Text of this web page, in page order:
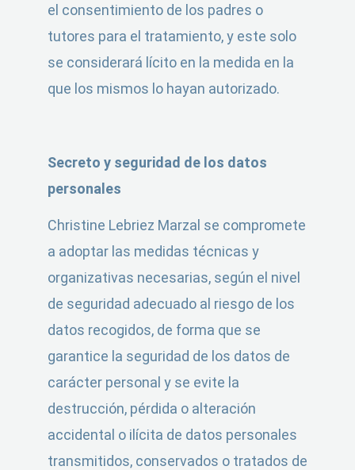
el consentimiento de los padres o
tutores para el tratamiento, y este solo
se considerará lícito en la medida en la
que los mismos lo hayan autorizado.
Secreto y seguridad de los datos
personales
Christine Lebriez Marzal se compromete
a adoptar las medidas técnicas y
organizativas necesarias, según el nivel
de seguridad adecuado al riesgo de los
datos recogidos, de forma que se
garantice la seguridad de los datos de
carácter personal y se evite la
destrucción, pérdida o alteración
accidental o ilícita de datos personales
transmitidos, conservados o tratados de